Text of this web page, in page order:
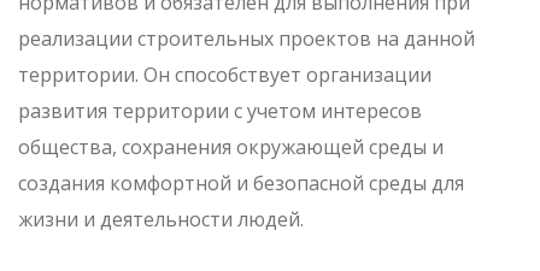
реализации строительных проектов на данной
территории. Он способствует организации
развития территории с учетом интересов
общества, сохранения окружающей среды и
создания комфортной и безопасной среды для
жизни и деятельности людей.